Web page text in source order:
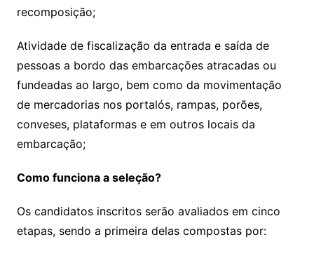
recomposição;
Atividade de fiscalização da entrada e saída de
pessoas a bordo das embarcações atracadas ou
fundeadas ao largo, bem como da movimentação
de mercadorias nos portalós, rampas, porões,
conveses, plataformas e em outros locais da
embarcação;
Como funciona a seleção?
Os candidatos inscritos serão avaliados em cinco
etapas, sendo a primeira delas compostas por: